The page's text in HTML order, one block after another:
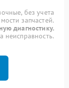
без учета
запчастей.
диагностику.